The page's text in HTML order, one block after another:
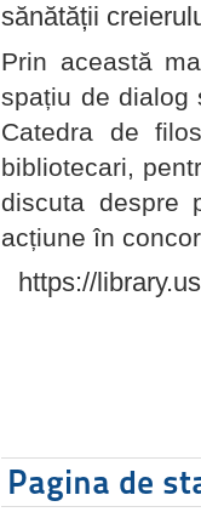
sănătății
Prin această
spațiu de dialog
Catedra de
bibliotecari,
discuta despre
acțiune în
https://
Pagina de